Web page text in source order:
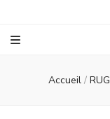
Accueil /